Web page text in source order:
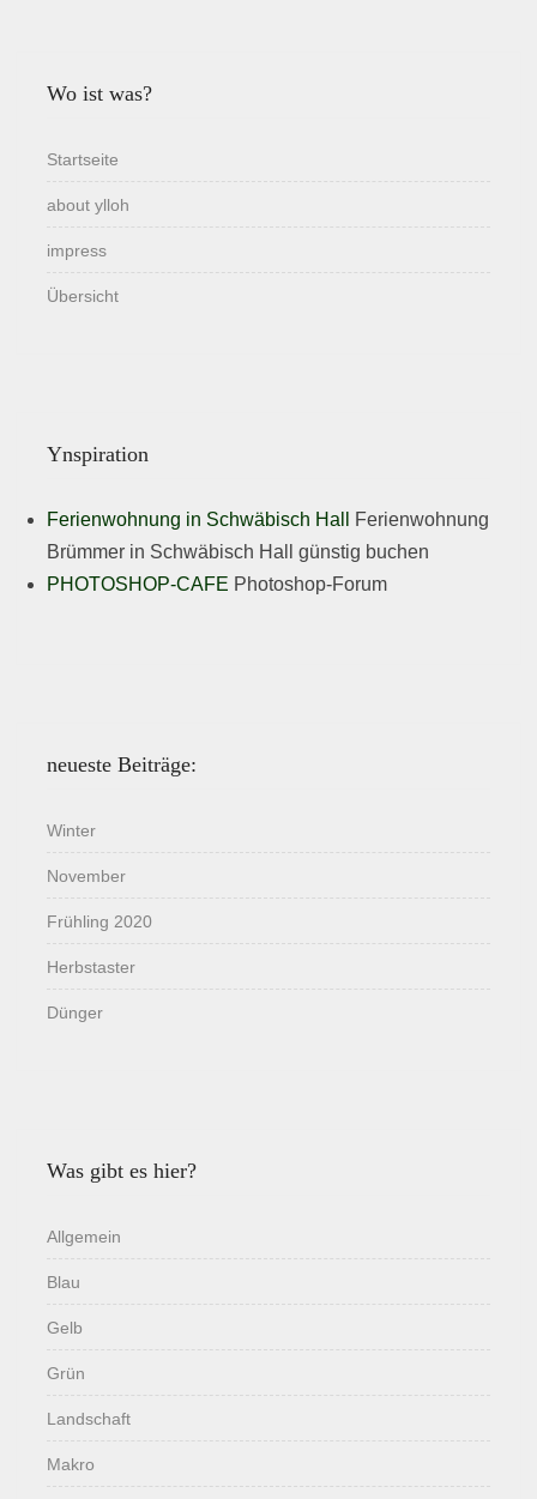
Wo ist was?
Startseite
about ylloh
impress
Übersicht
Ynspiration
Ferienwohnung in Schwäbisch Hall
Ferienwohnung
Brümmer in Schwäbisch Hall günstig buchen
PHOTOSHOP-CAFE Photoshop-Forum
neueste Beiträge:
Winter
November
Frühling 2020
Herbstaster
Dünger
Was gibt es hier?
Allgemein
Blau
Gelb
Grün
Landschaft
Makro